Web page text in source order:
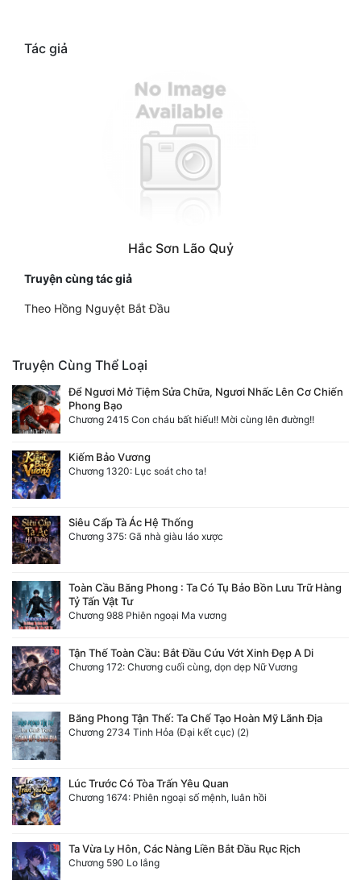
Tác giả
Hắc Sơn Lão Quỷ
Truyện cùng tác giả
Theo Hồng Nguyệt Bắt Đầu
Truyện Cùng Thể Loại
Để Ngươi Mở Tiệm Sửa Chữa, Ngươi Nhấc Lên Cơ Chiến
Phong Bạo
Chương 2415 Con cháu bất hiếu!! Mời cùng lên đường!!
Kiếm Bảo Vương
Chương 1320: Lục soát cho ta!
Siêu Cấp Tà Ác Hệ Thống
Chương 375: Gã nhà giàu láo xược
Toàn Cầu Băng Phong : Ta Có Tụ Bảo Bồn Lưu Trữ Hàng
Tỷ Tấn Vật Tư
Chương 988 Phiên ngoại Ma vương
Tận Thế Toàn Cầu: Bắt Đầu Cứu Vớt Xinh Đẹp A Di
Chương 172: Chương cuối cùng, dọn dẹp Nữ Vương
Băng Phong Tận Thế: Ta Chế Tạo Hoàn Mỹ Lãnh Địa
Chương 2734 Tinh Hỏa (Đại kết cục) (2)
Lúc Trước Có Tòa Trấn Yêu Quan
Chương 1674: Phiên ngoại số mệnh, luân hồi
Ta Vừa Ly Hôn, Các Nàng Liền Bắt Đầu Rục Rịch
Chương 590 Lo lắng